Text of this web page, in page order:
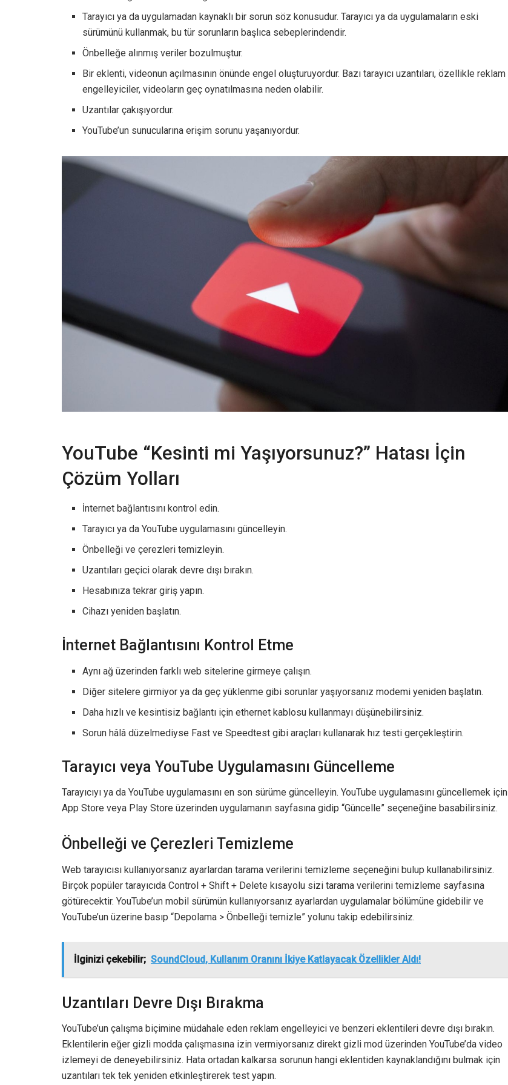
Tarayıcı ya da uygulamadan kaynaklı bir sorun söz konusudur. Tarayıcı ya da uygulamaların eski
sürümünü kullanmak, bu tür sorunların başlıca sebeplerindendir.
Önbelleğe alınmış veriler bozulmuştur.
Bir eklenti, videonun açılmasının önünde engel oluşturuyordur. Bazı tarayıcı uzantıları, özellikle reklam
engelleyiciler, videoların geç oynatılmasına neden olabilir.
Uzantılar çakışıyordur.
YouTube’un sunucularına erişim sorunu yaşanıyordur.
YouTube “Kesinti mi Yaşıyorsunuz?” Hatası İçin
Çözüm Yolları
İnternet bağlantısını kontrol edin.
Tarayıcı ya da YouTube uygulamasını güncelleyin.
Önbelleği ve çerezleri temizleyin.
Uzantıları geçici olarak devre dışı bırakın.
Hesabınıza tekrar giriş yapın.
Cihazı yeniden başlatın.
İnternet Bağlantısını Kontrol Etme
Aynı ağ üzerinden farklı web sitelerine girmeye çalışın.
Diğer sitelere girmiyor ya da geç yüklenme gibi sorunlar yaşıyorsanız modemi yeniden başlatın.
Daha hızlı ve kesintisiz bağlantı için ethernet kablosu kullanmayı düşünebilirsiniz.
Sorun hâlâ düzelmediyse Fast ve Speedtest gibi araçları kullanarak hız testi gerçekleştirin.
Tarayıcı veya YouTube Uygulamasını Güncelleme
Tarayıcıyı ya da YouTube uygulamasını en son sürüme güncelleyin. YouTube uygulamasını güncellemek için
App Store veya Play Store üzerinden uygulamanın sayfasına gidip “Güncelle” seçeneğine basabilirsiniz.
Önbelleği ve Çerezleri Temizleme
Web tarayıcısı kullanıyorsanız ayarlardan tarama verilerini temizleme seçeneğini bulup kullanabilirsiniz.
Birçok popüler tarayıcıda Control + Shift + Delete kısayolu sizi tarama verilerini temizleme sayfasına
götürecektir. YouTube’un mobil sürümün kullanıyorsanız ayarlardan uygulamalar bölümüne gidebilir ve
YouTube’un üzerine basıp “Depolama > Önbelleği temizle” yolunu takip edebilirsiniz.
İlginizi çekebilir; SoundCloud, Kullanım Oranını İkiye Katlayacak Özellikler Aldı!
Uzantıları Devre Dışı Bırakma
YouTube’un çalışma biçimine müdahale eden reklam engelleyici ve benzeri eklentileri devre dışı bırakın.
Eklentilerin eğer gizli modda çalışmasına izin vermiyorsanız direkt gizli mod üzerinden YouTube’da video
izlemeyi de deneyebilirsiniz. Hata ortadan kalkarsa sorunun hangi eklentiden kaynaklandığını bulmak için
uzantıları tek tek yeniden etkinleştirerek test yapın.